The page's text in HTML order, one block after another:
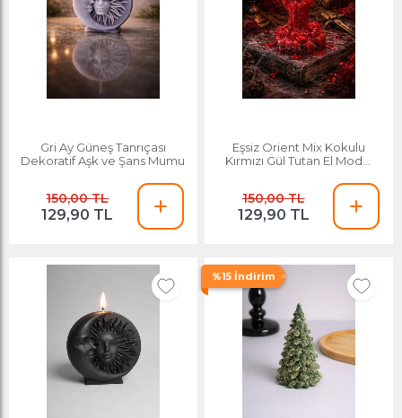
Gri Ay Güneş Tanrıçası
Dekoratif Aşk ve Şans Mumu
150,00 TL
129,90 TL
Eşsiz Orient Mix Kokulu
Kırmızı Gül Tutan El Model
150,00 TL
129,90 TL
%15 İndirim